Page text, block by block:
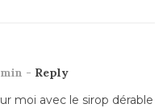
- Reply
moi avec le sirop dérable